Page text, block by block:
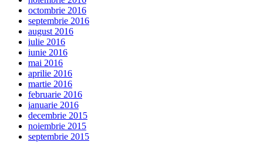
octombrie 2016
septembrie 2016
august 2016
iulie 2016
iunie 2016
mai 2016
aprilie 2016
martie 2016
februarie 2016
ianuarie 2016
decembrie 2015
noiembrie 2015
septembrie 2015